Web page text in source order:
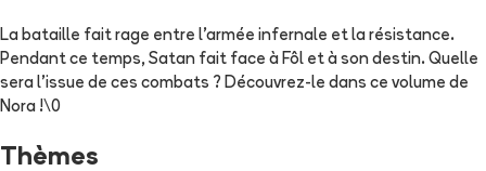
La bataille fait rage entre l'armée infernale et la résistance.
Pendant ce temps, Satan fait face à Fôl et à son destin. Quelle
sera l'issue de ces combats ? Découvrez-le dans ce volume de
Nora !\0
Thèmes